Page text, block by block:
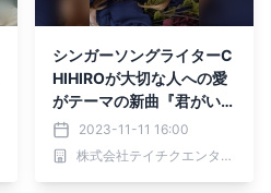
シンガーソングライターC
HIHIROが大切な人への愛
がテーマの新曲『君がいる
だけで』を11月29日
（水）デジタルリリース！
2023-11-11 16:00
株式会社テイチクエンタテインメント